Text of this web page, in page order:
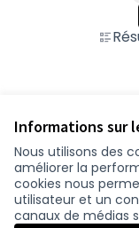
Informations sur
Nous utilisons des
améliorer la
cookies nous
utilisateur et un
canaux de médias
Conditions
Paramètres des
participer.loire-